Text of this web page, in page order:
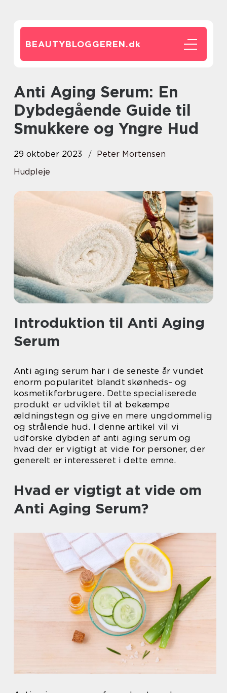
BEAUTYBLOGGEREN.dk
Anti Aging Serum: En
Dybdegående Guide til
Smukkere og Yngre Hud
29 oktober 2023
Peter Mortensen
Hudpleje
Introduktion til Anti Aging
Serum
Anti aging serum har i de seneste år vundet
enorm popularitet blandt skønheds- og
kosmetikforbrugere. Dette specialiserede
produkt er udviklet til at bekæmpe
ældningstegn og give en mere ungdommelig
og strålende hud. I denne artikel vil vi
udforske dybden af anti aging serum og
hvad der er vigtigt at vide for personer, der
generelt er interesseret i dette emne.
Hvad er vigtigt at vide om
Anti Aging Serum?